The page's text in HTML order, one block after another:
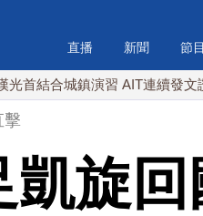
直播 新聞 節目
城鎮演習 AIT連續發文讚「韌性
擊
凱旋